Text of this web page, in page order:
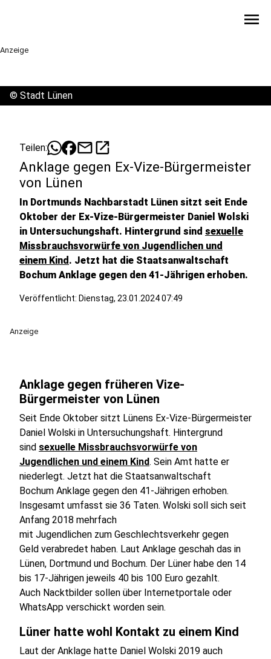
menu
Anzeige
© Stadt Lünen
Teilen: mailopen_in_new
Anklage gegen Ex-Vize-Bürgermeister
von Lünen
In Dortmunds Nachbarstadt Lünen sitzt seit Ende
Oktober der Ex-Vize-Bürgermeister Daniel Wolski
in Untersuchungshaft. Hintergrund sind sexuelle
Missbrauchsvorwürfe von Jugendlichen und
einem Kind . Jetzt hat die Staatsanwaltschaft
Bochum Anklage gegen den 41-Jährigen erhoben.
Veröffentlicht: Dienstag, 23.01.2024 07:49
Anzeige
Anklage gegen früheren Vize-
Bürgermeister von Lünen
Seit Ende Oktober sitzt Lünens Ex-Vize-Bürgermeister
Daniel Wolski in Untersuchungshaft. Hintergrund
sind sexuelle Missbrauchsvorwürfe von
Jugendlichen und einem Kind. Sein Amt hatte er
niederlegt. Jetzt hat die Staatsanwaltschaft
Bochum Anklage gegen den 41-Jährigen erhoben.
Insgesamt umfasst sie 36 Taten. Wolski soll sich seit
Anfang 2018 mehrfach
mit Jugendlichen zum Geschlechtsverkehr gegen
Geld verabredet haben. Laut Anklage geschah das in
Lünen, Dortmund und Bochum. Der Lüner habe den 14
bis 17-Jährigen jeweils 40 bis 100 Euro gezahlt.
Auch Nacktbilder sollen über Internetportale oder
WhatsApp verschickt worden sein.
Lüner hatte wohl Kontakt zu einem Kind
Laut der Anklage hatte Daniel Wolski 2019 auch